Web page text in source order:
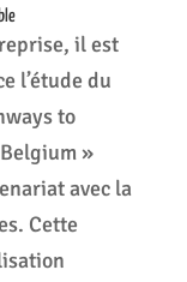
il est
l’étude du
to
»
avec la
Cette